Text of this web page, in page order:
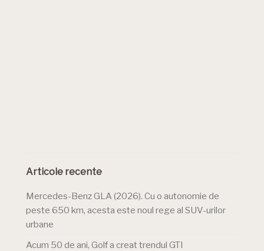
Articole recente
Mercedes-Benz GLA (2026). Cu o autonomie de
peste 650 km, acesta este noul rege al SUV-urilor
urbane
Acum 50 de ani, Golf a creat trendul GTI